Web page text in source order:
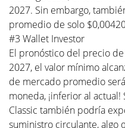
2027. Sin embargo,
promedio de solo
#3 Wallet Investor
El pronóstico del precio
2027, el valor mínimo
de mercado promedio
moneda, ¡inferior al
Classic también podría
suministro circulante, algo